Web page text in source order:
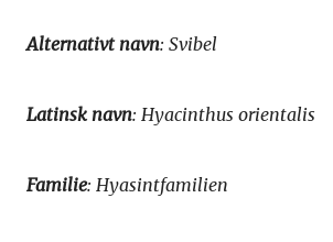
Alternativt navn: Svibel
Latinsk navn: Hyacinthus orientalis
Familie: Hyasintfamilien